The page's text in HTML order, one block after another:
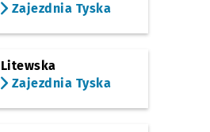
Zajezdnia Tyska
Litewska
Zajezdnia Tyska